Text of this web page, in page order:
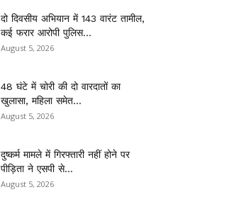
दो दिवसीय अभियान में 143 वारंट तामील,
कई फरार आरोपी पुलिस...
August 5, 2026
48 घंटे में चोरी की दो वारदातों का
खुलासा, महिला समेत...
August 5, 2026
दुष्कर्म मामले में गिरफ्तारी नहीं होने पर
पीड़िता ने एसपी से...
August 5, 2026